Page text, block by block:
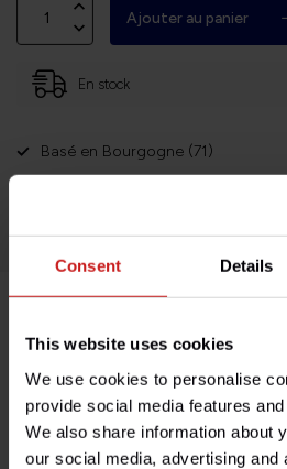
Consent Details
This website uses cookies
We use cookies to personalise
provide social media features
We also share information about
our social media, advertising and
Ajouter au panier
En stock
Basé en Bourgogne (71)
Retours faciles et sans histoires
Description du produit
Spécifications